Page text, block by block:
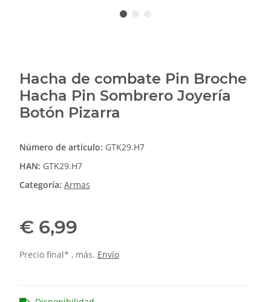
Hacha de combate Pin Broche
Hacha Pin Sombrero Joyería
Botón Pizarra
Número de artículo: GTK29.H7
HAN: GTK29.H7
Categoría: Armas
€ 6,99
Precio final* , más. Envío